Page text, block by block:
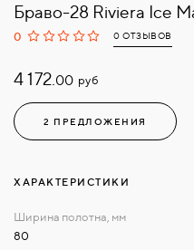
Браво-28 Riviera Ice
0 0 ОТЗЫВОВ
4 172.00 руб
2 ПРЕДЛОЖЕНИЯ
ХАРАКТЕРИСТИКИ
80